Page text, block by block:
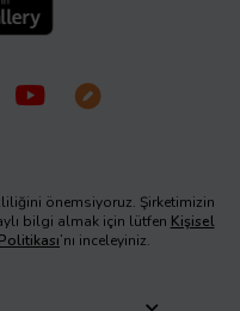
önemsiyoruz. Şirketimizin
bilgi almak için lütfen Kişisel
’nı inceleyiniz.